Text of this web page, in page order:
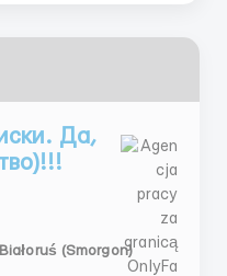
Да,
Białoruś (Smorgon)